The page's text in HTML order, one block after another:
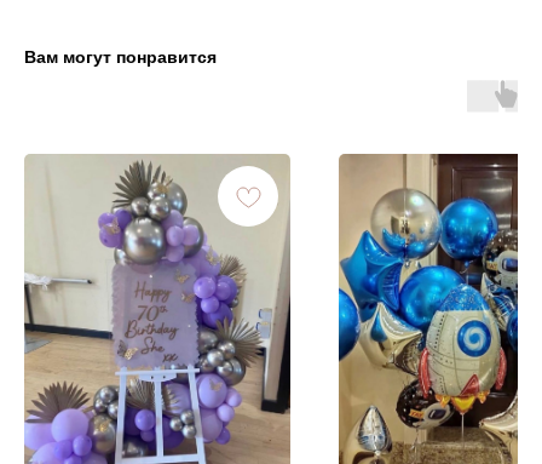
Вам могут понравится